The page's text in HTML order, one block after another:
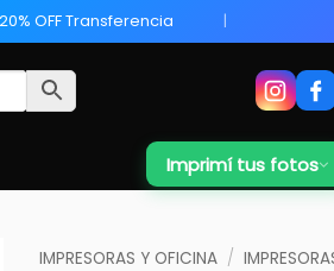
OFF Transferencia
Imprimí tus fotos
IMPRESORAS Y OFICINA /